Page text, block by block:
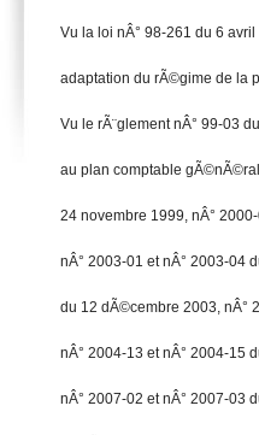
Vu la loi nÂ° 98-261 du 6
adaptation du rÃ©gime de la
Vu le rÃ¨glement nÂ° 99-03
au plan comptable
24 novembre 1999, nÂ°
nÂ° 2003-01 et nÂ° 2003-04
du 12 dÃ©cembre 2003, nÂ°
nÂ° 2004-13 et nÂ° 2004-15
nÂ° 2007-02 et nÂ° 2007-03